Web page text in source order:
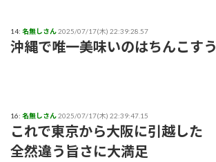
14: 名無しさん2025/07/17(木) 22:39:28.57
沖縄で唯一美味いのはちんこすう
16: 名無しさん2025/07/17(木) 22:39:47.15
これで東京から大阪に引越した
全然違う旨さに大満足